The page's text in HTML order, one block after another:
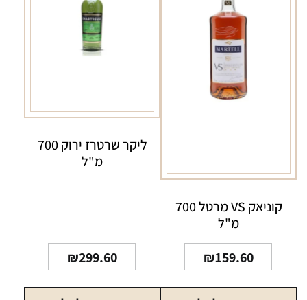
קוניאק VS מרטל 700
מ"ל
₪159.60
ליקר שרטרז ירוק 700
מ"ל
₪299.60